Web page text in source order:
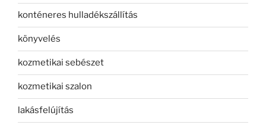
konténeres hulladékszállítás
könyvelés
kozmetikai sebészet
kozmetikai szalon
lakásfelújítás